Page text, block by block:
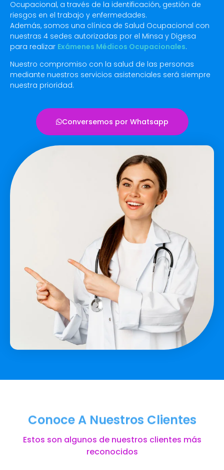
Ocupacional, a través de la identificación, gestión de
riesgos en el trabajo y enfermedades.
Además, somos una clínica de Salud Ocupacional con
nuestras 4 sedes autorizadas por el Minsa y Digesa
para realizar Exámenes Médicos Ocupacionales.
Nuestro compromiso con la salud de las personas
mediante nuestros servicios asistenciales será siempre
nuestra prioridad.
Conversemos por Whatsapp
Conoce A Nuestros Clientes
Estos son algunos de nuestros clientes más
reconocidos